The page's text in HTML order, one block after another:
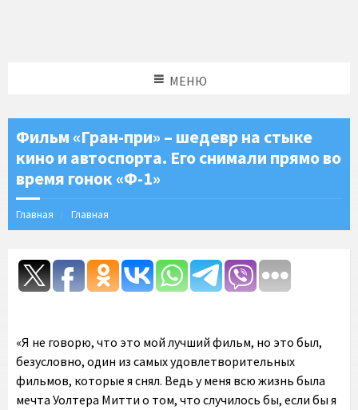
МЕНЮ
Фильм «Гран-при» – шедевр на стыке
кино и автоспорта. Его снимали прямо во
время гонок «Ф-1»
Главная Главная
«Я не говорю, что это мой лучший фильм, но это был,
безусловно, один из самых удовлетворительных
фильмов, которые я снял. Ведь у меня всю жизнь была
мечта Уолтера Митти о том, что случилось бы, если бы я